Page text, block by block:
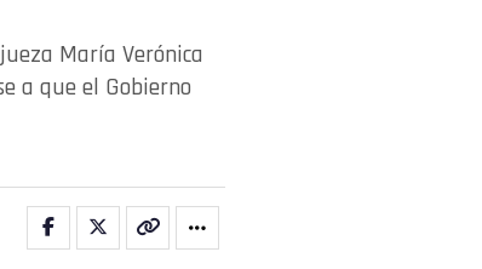
María Verónica
a que el Gobierno